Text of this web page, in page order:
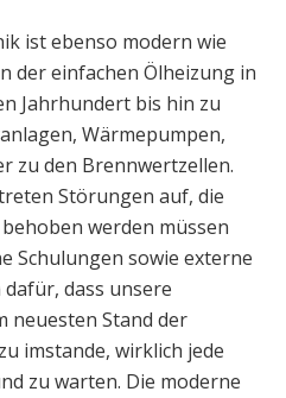
ist ebenso modern wie
der einfachen Ölheizung in
Jahrhundert bis hin zu
Wärmepumpen,
zu den Brennwertzellen.
Störungen auf, die
werden müssen
Schulungen sowie externe
dass unsere
neuesten Stand der
imstande, wirklich jede
zu warten. Die moderne